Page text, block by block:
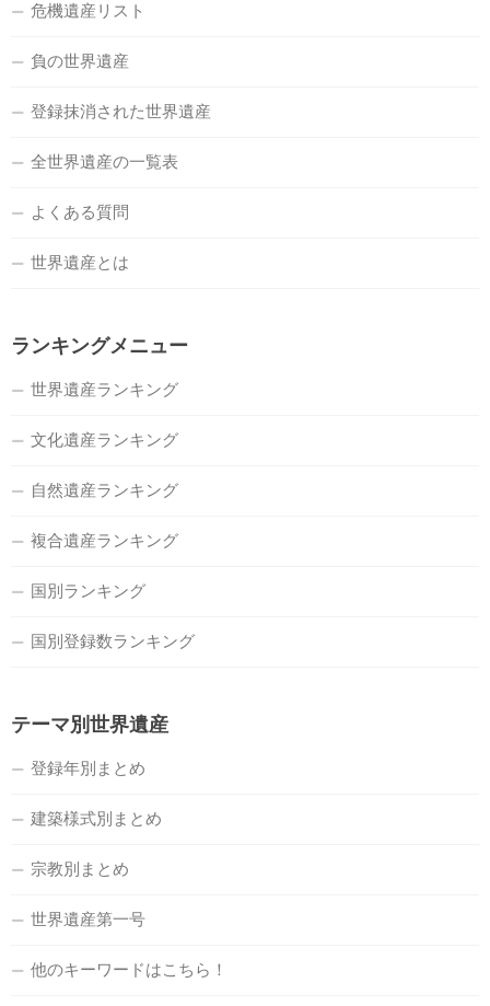
危機遺産リスト
負の世界遺産
登録抹消された世界遺産
全世界遺産の一覧表
よくある質問
世界遺産とは
ランキングメニュー
世界遺産ランキング
文化遺産ランキング
自然遺産ランキング
複合遺産ランキング
国別ランキング
国別登録数ランキング
テーマ別世界遺産
登録年別まとめ
建築様式別まとめ
宗教別まとめ
世界遺産第一号
他のキーワードはこちら！